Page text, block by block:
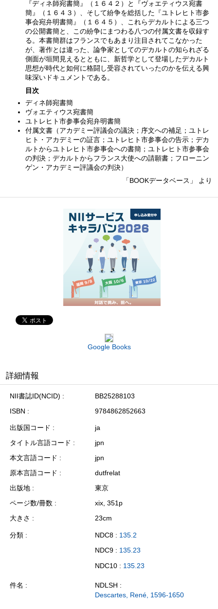
『ディネ師宛書簡』（１６４２）と『ヴォエティウス宛書
簡』（１６４３）、そして紛争を総括した『ユトレヒト市参
事会宛弁明書簡』（１６４５）、これらデカルトによる三つ
の公開書簡と、この紛争にまつわる八つの付属文書を収録す
る。本書簡群はフランスでもあまり注目されてこなかった
が、著作とは違った、論争家としてのデカルトの知られざる
側面が垣間見えるとともに、新哲学として登場したデカルト
思想が時代と如何に格闘し受容されていったのかを伝える興
味深いドキュメントである。
目次
ディネ師宛書簡
ヴォエティウス宛書簡
ユトレヒト市参事会宛弁明書簡
付属文書（アカデミー評議会の議決；序文への補足；ユトレ
ヒト・アカデミーの証言；ユトレヒト市参事会の告示；デカ
ルトからユトレヒト市参事会への書簡；ユトレヒト市参事会
の判決；デカルトからフランス大使への請願書；フローニン
ゲン・アカデミー評議会の判決）
「BOOKデータベース」 より
Google Books
詳細情報
NII書誌ID(NCID)
BB25288103
ISBN
9784862852663
出版国コード
ja
タイトル言語コード
jpn
本文言語コード
jpn
原本言語コード
dutfrelat
出版地
東京
ページ数/冊数
xix, 351p
大きさ
23cm
分類 NDC8 : 135.2
NDC9 : 135.23
NDC10 : 135.23
件名
NDLSH :
Descartes, René, 1596-1650